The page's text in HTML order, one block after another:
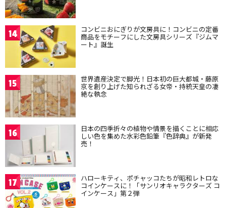
14 コンビニおにぎりが文房具に！コンビニの定番
商品をモチーフにした文房具シリーズ『ジムマ
ート』誕生
15 世界遺産決定で脚光！日本初の巨大都城・藤原
京を創り上げた知られざる女帝・持統天皇の凄
絶な執念
16 日本の四季折々の植物や情景を描くことに相応
しい色を集めた水彩色鉛筆『色辞典』が新発
売！
17 ハローキティ、ポチャッコたちが昭和レトロな
コインケースに！「サンリオキャラクターズ コ
インケース」第２弾